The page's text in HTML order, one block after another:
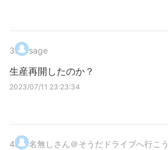
3. sage
生産再開したのか？
2023/07/11 23:23:34
4. 名無しさん＠そうだドライブへ行こう